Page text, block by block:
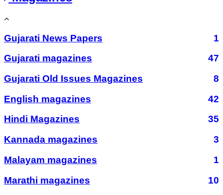
Gujarati News Papers
1
Gujarati magazines
47
Gujarati Old Issues Magazines
8
English magazines
42
Hindi Magazines
35
Kannada magazines
3
Malayam magazines
1
Marathi magazines
10